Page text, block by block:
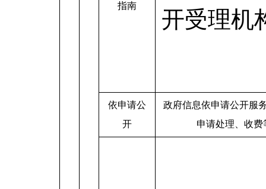
指南
开受理机
依申请公
开
政府信息依申请公开服
申请处理、收